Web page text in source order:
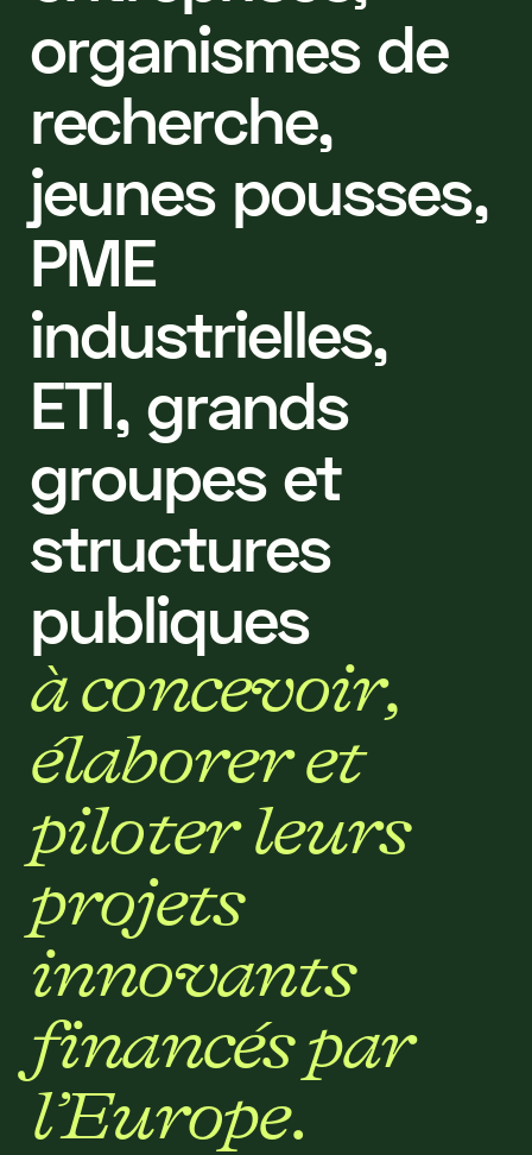
organismes de
recherche,
jeunes pousses,
PME
industrielles,
ETI, grands
groupes et
structures
publiques
à concevoir,
élaborer et
piloter leurs
projets
innovants
financés par
l’Europe.